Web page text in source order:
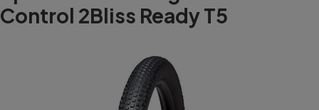
Control 2Bliss Ready T5